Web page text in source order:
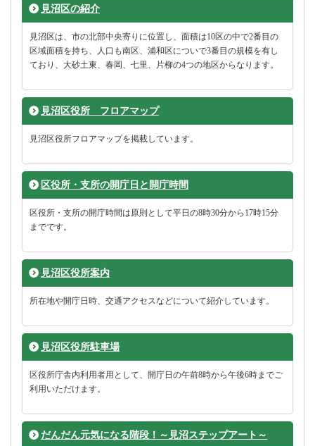
見沼区の紹介
見沼区は、市の北部中央寄りに位置し、面積は10区の中で2番目の
区域面積を持ち、人口も南区、浦和区についで3番目の規模を有し
ており、大砂土東、春岡、七里、片柳の4つの地区からなります。
見沼区役所 フロアマップ
見沼区役所フロアマップを掲載しています。
区役所・支所の開庁日と開庁時間
区役所・支所の開庁時間は原則として平日の8時30分から17時15分
までです。
見沼区役所案内
所在地や開庁日時、交通アクセスなどについて紹介しています。
見沼区役所駐車場
区役所庁舎内利用者用として、開庁日の午前8時から午後6時までご
利用いただけます。
だんだん元気になる階段！～見沼ステップアート～